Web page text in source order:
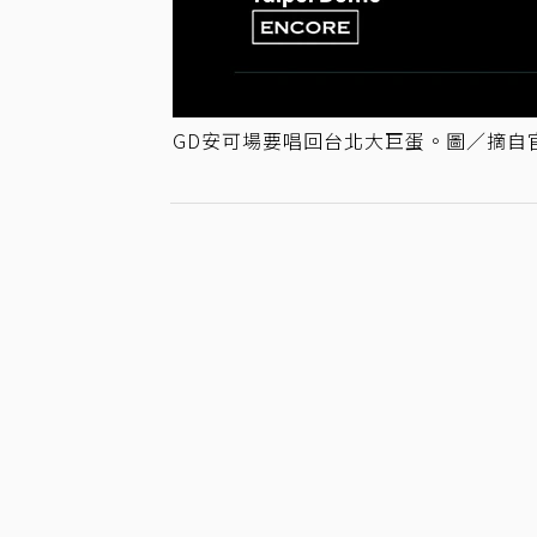
GD安可場要唱回台北大巨蛋。圖／摘自